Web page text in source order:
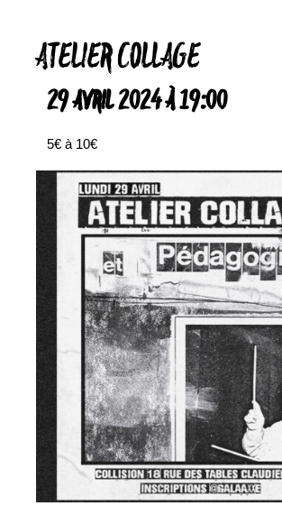
ATELIER COLLAGE
29 AVRIL 2024 À 19:00
5€ à 10€